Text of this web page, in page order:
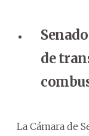
de
La Cámara de